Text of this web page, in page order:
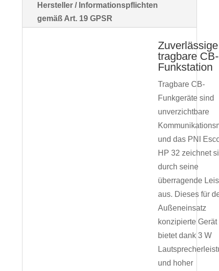
Hersteller / Informationspflichten
gemäß Art. 19 GPSR
Zuverlässige
tragbare CB-
Funkstation
Tragbare CB-
Funkgeräte sind
unverzichtbare
und das PNI
HP 32 zeichnet
durch seine
überragende
aus. Dieses für
Außeneinsatz
konzipierte Gerät
bietet dank 3 W
und hoher